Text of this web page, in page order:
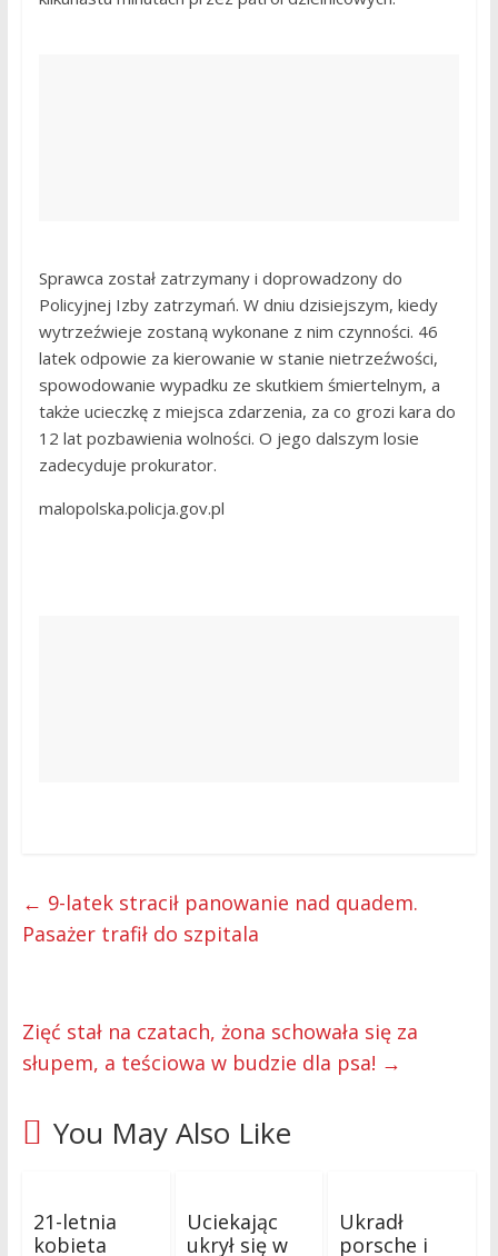
Sprawca został zatrzymany i doprowadzony do
Policyjnej Izby zatrzymań. W dniu dzisiejszym, kiedy
wytrzeźwieje zostaną wykonane z nim czynności. 46
latek odpowie za kierowanie w stanie nietrzeźwości,
spowodowanie wypadku ze skutkiem śmiertelnym, a
także ucieczkę z miejsca zdarzenia, za co grozi kara do
12 lat pozbawienia wolności. O jego dalszym losie
zadecyduje prokurator.
malopolska.policja.gov.pl
← 9-latek stracił panowanie nad quadem.
Pasażer trafił do szpitala
Zięć stał na czatach, żona schowała się za
słupem, a teściowa w budzie dla psa! →
You May Also Like
21-letnia
kobieta
Uciekając
ukrył się w
Ukradł
porsche i